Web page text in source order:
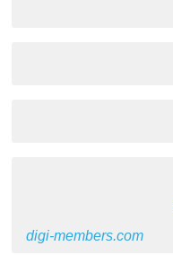
digi-members.com